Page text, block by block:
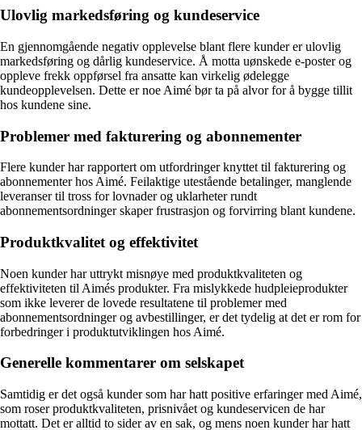
Ulovlig markedsføring og kundeservice
En gjennomgående negativ opplevelse blant flere kunder er ulovlig
markedsføring og dårlig kundeservice. Å motta uønskede e-poster og
oppleve frekk oppførsel fra ansatte kan virkelig ødelegge
kundeopplevelsen. Dette er noe Aimé bør ta på alvor for å bygge tillit
hos kundene sine.
Problemer med fakturering og abonnementer
Flere kunder har rapportert om utfordringer knyttet til fakturering og
abonnementer hos Aimé. Feilaktige utestående betalinger, manglende
leveranser til tross for lovnader og uklarheter rundt
abonnementsordninger skaper frustrasjon og forvirring blant kundene.
Produktkvalitet og effektivitet
Noen kunder har uttrykt misnøye med produktkvaliteten og
effektiviteten til Aimés produkter. Fra mislykkede hudpleieprodukter
som ikke leverer de lovede resultatene til problemer med
abonnementsordninger og avbestillinger, er det tydelig at det er rom for
forbedringer i produktutviklingen hos Aimé.
Generelle kommentarer om selskapet
Samtidig er det også kunder som har hatt positive erfaringer med Aimé,
som roser produktkvaliteten, prisnivået og kundeservicen de har
mottatt. Det er alltid to sider av en sak, og mens noen kunder har hatt